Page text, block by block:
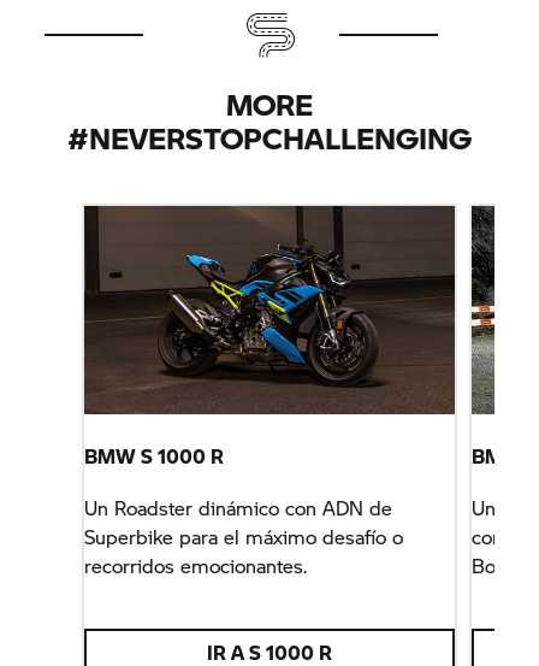
MORE
#NEVERSTOPCHALLENGING
BMWS 1000 R
Un Roadster dinámico con ADN de
Superbike para el máximo desafío o
recorridos emocionantes.
IR AS 1000 R
BMW
Una
con un
Boxer